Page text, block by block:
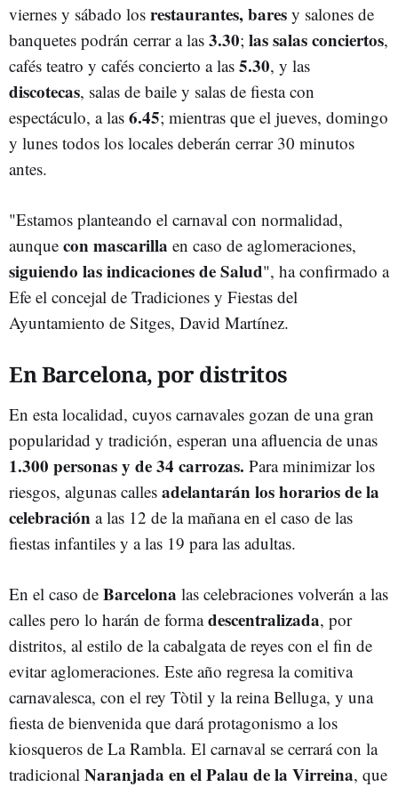
viernes y sábado los restaurantes, bares y salones de
banquetes podrán cerrar a las 3.30; las salas conciertos,
cafés teatro y cafés concierto a las 5.30, y las
discotecas, salas de baile y salas de fiesta con
espectáculo, a las 6.45; mientras que el jueves, domingo
y lunes todos los locales deberán cerrar 30 minutos
antes.
"Estamos planteando el carnaval con normalidad,
aunque con mascarilla en caso de aglomeraciones,
siguiendo las indicaciones de Salud", ha confirmado a
Efe el concejal de Tradiciones y Fiestas del
Ayuntamiento de Sitges, David Martínez.
En Barcelona, por distritos
En esta localidad, cuyos carnavales gozan de una gran
popularidad y tradición, esperan una afluencia de unas
1.300 personas y de 34 carrozas. Para minimizar los
riesgos, algunas calles adelantarán los horarios de la
celebración a las 12 de la mañana en el caso de las
fiestas infantiles y a las 19 para las adultas.
En el caso de Barcelona las celebraciones volverán a las
calles pero lo harán de formadescentralizada, por
distritos, al estilo de la cabalgata de reyes con el fin de
evitar aglomeraciones. Este año regresa la comitiva
carnavalesca, con el rey Tòtil y la reina Belluga, y una
fiesta de bienvenida que dará protagonismo a los
kiosqueros de La Rambla. El carnaval se cerrará con la
tradicional Naranjada en el Palau de la Virreina, que